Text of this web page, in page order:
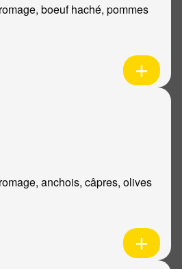
boeuf haché, pommes
anchois, câpres, olives